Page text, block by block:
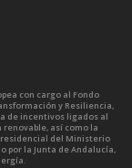
con cargo al Fondo
y Resiliencia,
de incentivos ligados al
así como la
del Ministerio
por la Junta de Andalucía,